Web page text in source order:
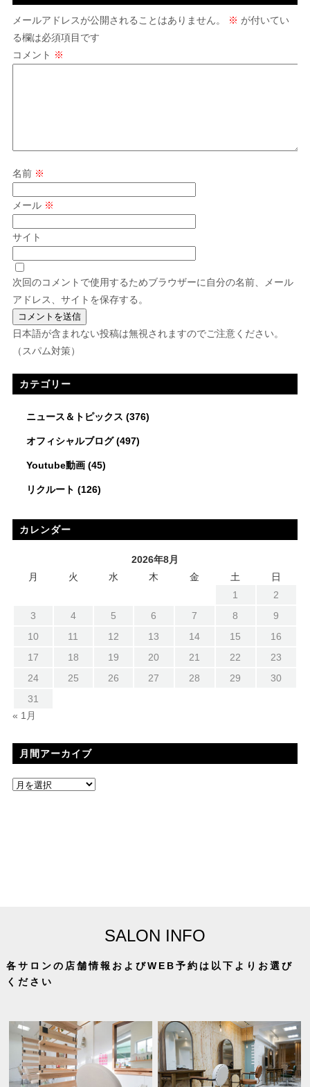
メールアドレスが公開されることはありません。 ※ が付いてい
る欄は必須項目です
コメント ※
名前 ※
メール ※
サイト
次回のコメントで使用するためブラウザーに自分の名前、メール
アドレス、サイトを保存する。
日本語が含まれない投稿は無視されますのでご注意ください。
（スパム対策）
カテゴリー
ニュース＆トピックス (376)
オフィシャルブログ(497)
Youtube動画(45)
リクルート (126)
カレンダー
2026年8月
月
火 水 木 金 土
日
1
2
3
4 5 6 7 8
9
10
11 12 13 14 15
16
17
18 19 20 21 22
23
24
25 26 27 28 29
30
31
« 1月
月間アーカイブ
SALON INFO
各サロンの店舗情報およびWEB予約は以下よりお選び
ください